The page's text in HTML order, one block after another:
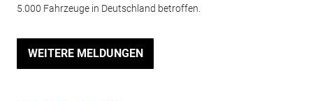
5.000 Fahrzeuge in Deutschland betroffen.
WEITERE MELDUNGEN